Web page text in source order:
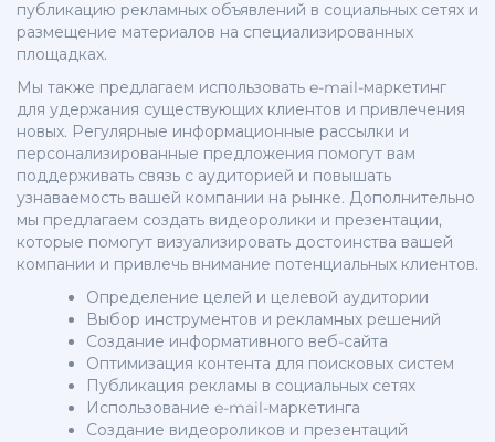
публикацию рекламных объявлений в социальных сетях и
размещение материалов на специализированных
площадках.
Мы также предлагаем использовать e-mail-маркетинг
для удержания существующих клиентов и привлечения
новых. Регулярные информационные рассылки и
персонализированные предложения помогут вам
поддерживать связь с аудиторией и повышать
узнаваемость вашей компании на рынке. Дополнительно
мы предлагаем создать видеоролики и презентации,
которые помогут визуализировать достоинства вашей
компании и привлечь внимание потенциальных клиентов.
Определение целей и целевой аудитории
Выбор инструментов и рекламных решений
Создание информативного веб-сайта
Оптимизация контента для поисковых систем
Публикация рекламы в социальных сетях
Использование e-mail-маркетинга
Создание видеороликов и презентаций